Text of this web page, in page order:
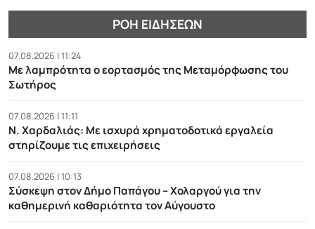
ΡΟΉ ΕΙΔΉΣΕΩΝ
07.08.2026 | 11:24
Με λαμπρότητα ο εορτασμός της Μεταμόρφωσης του
Σωτήρος
07.08.2026 | 11:11
Ν. Χαρδαλιάς: Με ισχυρά χρηματοδοτικά εργαλεία
στηρίζουμε τις επιχειρήσεις
07.08.2026 | 10:13
Σύσκεψη στον Δήμο Παπάγου – Χολαργού για την
καθημερινή καθαριότητα τον Αύγουστο